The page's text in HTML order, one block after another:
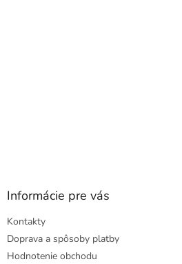
Informácie pre vás
Kontakty
Doprava a spôsoby platby
Hodnotenie obchodu